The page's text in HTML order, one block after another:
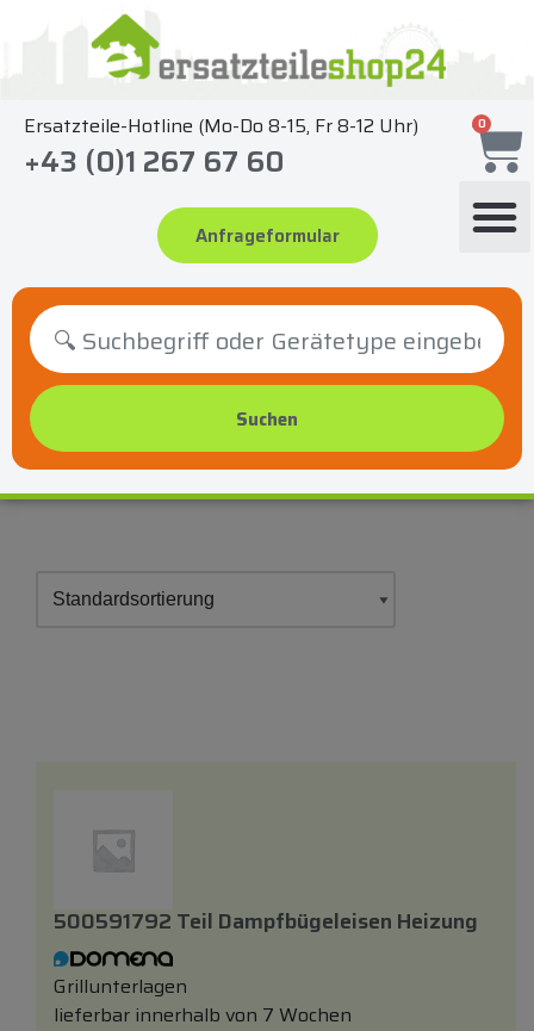
springen
Ersatzteile-Hotline (Mo-Do 8-15, Fr 8-12 Uhr)
+43 (0)1 267 67 60
Anfrageformular
0
500591792 Teil Dampfbügeleisen Heizung
Grillunterlagen
lieferbar innerhalb von 7 Wochen